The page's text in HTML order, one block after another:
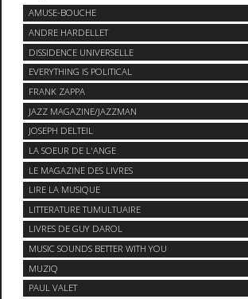
AMUSE-BOUCHE
ANDRE HARDELLET
DISSIDENCE UNIVERSELLE
EVERYTHING IS POLITICAL
FRANK ZAPPA
JAZZ MAGAZINE/JAZZMAN
JOSEPH DELTEIL
LA SOEUR DE L'ANGE
LE MAGAZINE DES LIVRES
LIRE LA MUSIQUE
LITTERATURE TUMULTUAIRE
LIVRES DE GUY DAROL
MUSIC SOUNDS BETTER WITH YOU
MUZIQ
PAUL VALET